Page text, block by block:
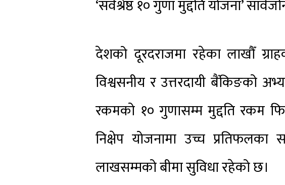
‘सर्वश्रेष्ठ १० गुणा मुद्दति योजना’
देशको दूरदराजमा रहेका लाखौँ
विश्वसनीय र उत्तरदायी बैंकिङको
रकमको १० गुणासम्म मुद्दति रकम
निक्षेप योजनामा उच्च
लाखसम्मको बीमा सुविधा रहेको छ।